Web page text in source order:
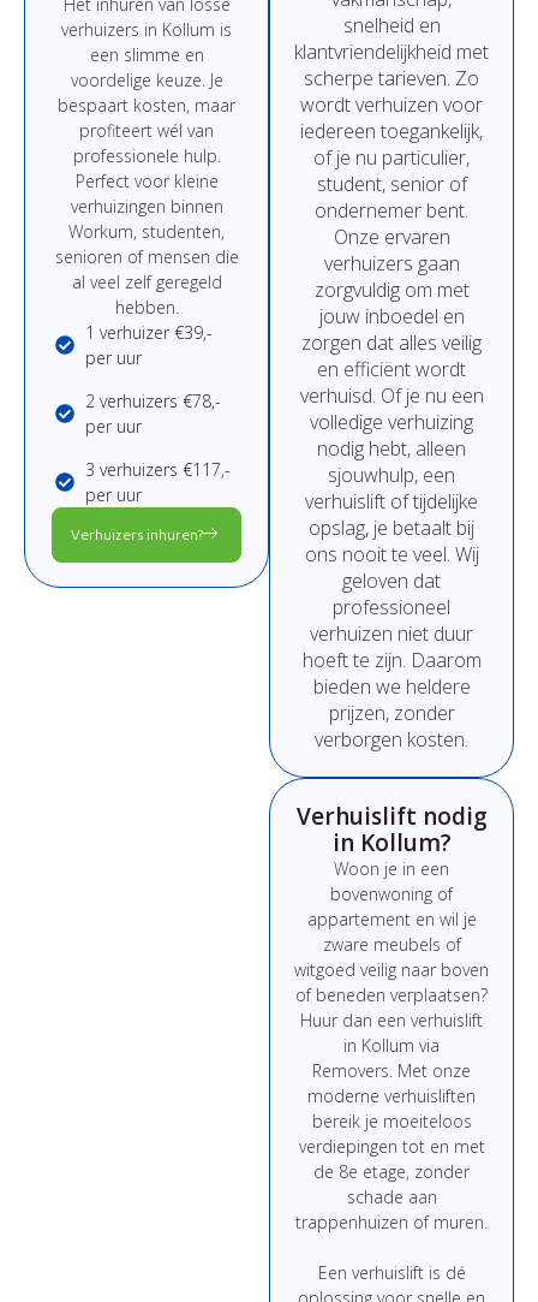
verhuizers in Kollum is
een slimme en
voordelige keuze. Je
bespaart kosten, maar
profiteert wél van
professionele hulp.
Perfect voor kleine
verhuizingen binnen
Workum, studenten,
senioren of mensen die
al veel zelf geregeld
hebben.
1 verhuizer €39,-
per uur
2 verhuizers €78,-
per uur
3 verhuizers €117,-
per uur
Verhuizers inhuren?
snelheid en
klantvriendelijkheid met
scherpe tarieven. Zo
wordtverhuizen voor
iedereen toegankelijk,
ofje nu particulier,
student, senior of
ondernemer bent.
Onze ervaren
verhuizers gaan
zorgvuldig om met
jouw inboedel en
zorgen dat alles veilig
en efficiëntwordt
verhuisd. Ofje nu een
volledige verhuizing
nodig hebt, alleen
sjouwhulp, een
verhuislift oftijdelijke
opslag, je betaalt bij
ons nooitte veel. Wij
geloven dat
professioneel
verhuizen niet duur
hoeftte zijn. Daarom
bieden we heldere
prijzen, zonder
verborgen kosten.
Verhuislift nodig
in Kollum?
Woon je in een
bovenwoning of
appartement en wil je
zware meubels of
witgoed veilig naar boven
of beneden verplaatsen?
Huur dan een verhuislift
in Kollum via
Removers. Met onze
moderne verhuisliften
bereik je moeiteloos
verdiepingen tot en met
de 8e etage, zonder
schade aan
trappenhuizen of muren.
Een verhuislift is dé
oplossing voor snelle en